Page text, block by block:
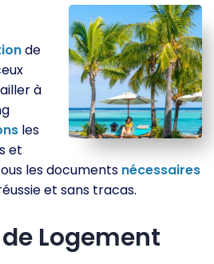
de
à
les
et
les documents nécessaires
et sans tracas.
Logement